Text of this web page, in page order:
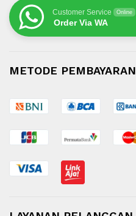
Customer Service Online
Order Via WA
METODE PEMBAYARAN